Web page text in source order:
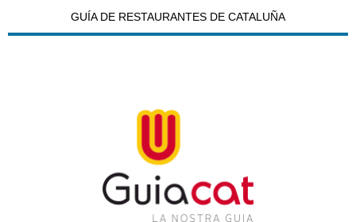
GUÍA DE RESTAURANTES DE CATALUÑA